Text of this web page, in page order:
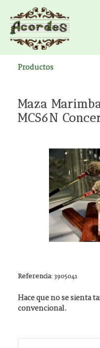
Productos
Maza
MCS6N
Referencia: 3905041
Hace que no se sienta
convencional.